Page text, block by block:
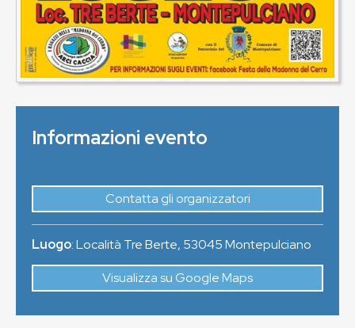
Informazioni evento
Contatta gli organizzatori
Luogo:Località Tre Berte, 53045Montepulciano
Visualizza su Google Maps